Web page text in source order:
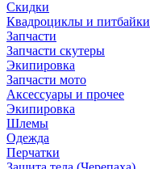
Скидки
Квадроциклы и питбайки
Запчасти
Запчасти скутеры
Экипировка
Запчасти мото
Аксессуары и прочее
Экипировка
Шлемы
Одежда
Перчатки